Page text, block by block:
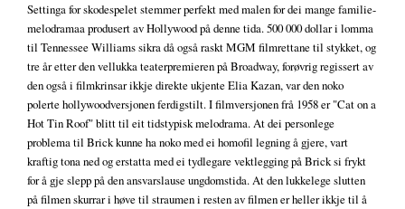
Settinga for skodespelet stemmer perfekt med malen for dei mange familie-
melodramaa produsert av Hollywood på denne tida. 500 000 dollar i lomma
til Tennessee Williams sikra då også raskt MGM filmrettane til stykket, og
tre år etter den vellukka teaterpremieren på Broadway, forøvrig regissert av
den også i filmkrinsar ikkje direkte ukjente Elia Kazan, var den noko
polerte hollywoodversjonen ferdigstilt. I filmversjonen frå 1958 er "Cat on a
Hot Tin Roof" blitt til eit tidstypisk melodrama. At dei personlege
problema til Brick kunne ha noko med ei homofil legning å gjere, vart
kraftig tona ned og erstatta med ei tydlegare vektlegging på Brick si frykt
for å gje slepp på den ansvarslause ungdomstida. At den lukkelege slutten
på filmen skurrar i høve til straumen i resten av filmen er heller ikkje til å